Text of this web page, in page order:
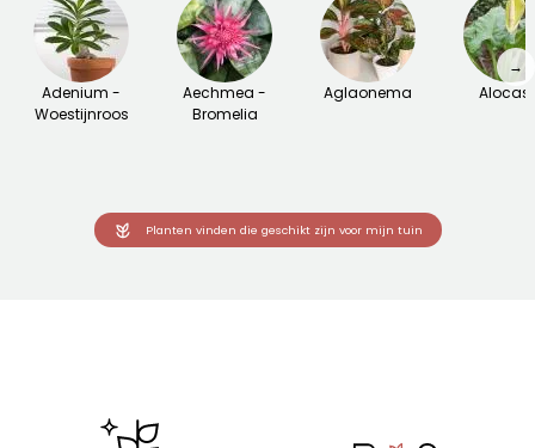
Adenium -
Woestijnroos
Aechmea -
Bromelia
Aglaonema
→
Planten vinden die geschikt zijn voor mijn tuin